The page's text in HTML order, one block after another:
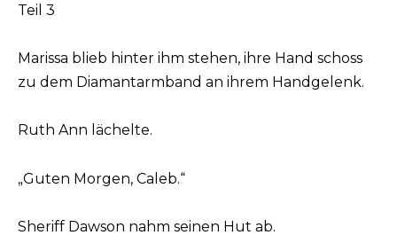
Teil 3
Marissa blieb hinter ihm stehen, ihre Hand schoss
zu dem Diamantarmband an ihrem Handgelenk.
Ruth Ann lächelte.
„Guten Morgen, Caleb.“
Sheriff Dawson nahm seinen Hut ab.